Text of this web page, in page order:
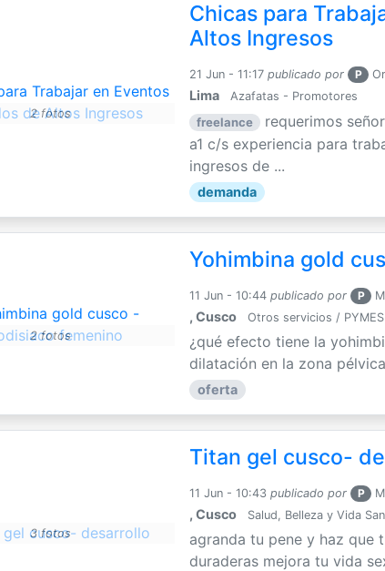
2 fotos
Chicas para
Altos Ingresos
21 Jun - 11:17 publicado por P
Lima Azafatas - Promotores
freelance
requerimos
a1 c/s experiencia para
ingresos de ...
demanda
2 fotos
Yohimbina gold
11 Jun - 10:44 publicado por P
, Cusco Otros servicios / PYMES
¿qué efecto tiene la
dilatación en la zona
oferta
3 fotos
Titan gel cusco-
11 Jun - 10:43 publicado por P
, Cusco Salud, Belleza y Vida
agranda tu pene y haz que
duraderas mejora tu vida